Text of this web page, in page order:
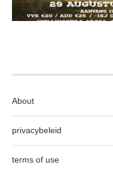
About
privacybeleid
terms of use